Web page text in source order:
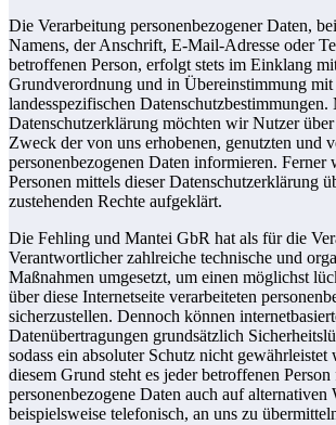
Die Verarbeitung personenbezogener Daten,
Namens, der Anschrift, E-Mail-Adresse oder
betroffenen Person, erfolgt stets im Einklang
Grundverordnung und in Übereinstimmung mit
landesspezifischen Datenschutzbestimmungen.
Datenschutzerklärung möchten wir Nutzer
Zweck der von uns erhobenen, genutzten und
personenbezogenen Daten informieren. Ferner
Personen mittels dieser Datenschutzerklärung
zustehenden Rechte aufgeklärt.
Die Fehling und Mantei GbR hat als für die
Verantwortlicher zahlreiche technische und
Maßnahmen umgesetzt, um einen möglichst
über diese Internetseite verarbeiteten
sicherzustellen. Dennoch können
Datenübertragungen grundsätzlich
sodass ein absoluter Schutz nicht gewährleistet
diesem Grund steht es jeder betroffenen Person
personenbezogene Daten auch auf alternativen
beispielsweise telefonisch, an uns zu